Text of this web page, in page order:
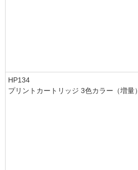
HP134
プリントカートリッジ 3色カラー（増量）